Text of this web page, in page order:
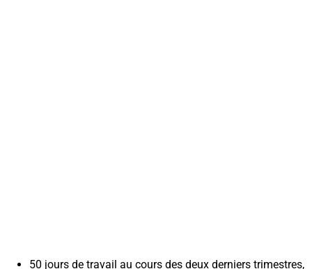
50 jours de travail au cours des deux derniers trimestres,